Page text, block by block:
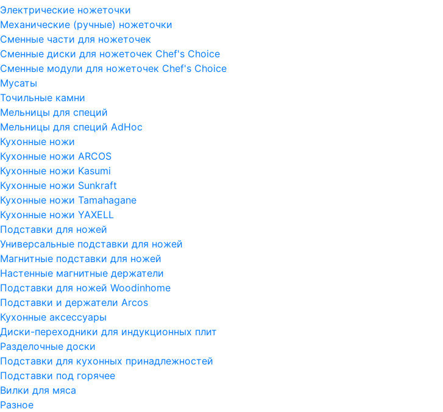
Электрические ножеточки
Механические (ручные) ножеточки
Сменные части для ножеточек
Сменные диски для ножеточек Chef's Choice
Сменные модули для ножеточек Chef's Choice
Мусаты
Точильные камни
Мельницы для специй
Мельницы для специй AdHoc
Кухонные ножи
Кухонные ножи ARCOS
Кухонные ножи Kasumi
Кухонные ножи Sunkraft
Кухонные ножи Tamahagane
Кухонные ножи YAXELL
Подставки для ножей
Универсальные подставки для ножей
Магнитные подставки для ножей
Настенные магнитные держатели
Подставки для ножей Woodinhome
Подставки и держатели Arcos
Кухонные аксессуары
Диски-переходники для индукционных плит
Разделочные доски
Подставки для кухонных принадлежностей
Подставки под горячее
Вилки для мяса
Разное